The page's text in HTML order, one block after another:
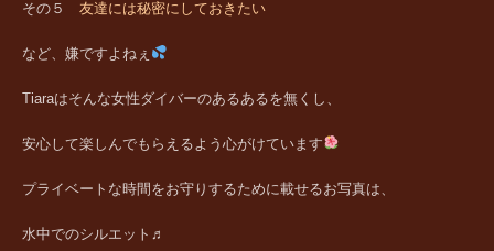
その５ 友達には秘密にしておきたい
など、嫌ですよねぇ
Tiaraはそんな女性ダイバーのあるあるを無くし、
安心して楽しんでもらえるよう心がけています
プライベートな時間をお守りするために載せるお写真は、
水中でのシルエット♬